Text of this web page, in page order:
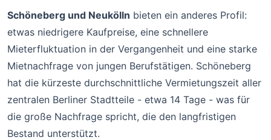
Schöneberg und Neukölln bieten ein anderes Profil:
etwas niedrigere Kaufpreise, eine schnellere
Mieterfluktuation in der Vergangenheit und eine starke
Mietnachfrage von jungen Berufstätigen. Schöneberg
hat die kürzeste durchschnittliche Vermietungszeit aller
zentralen Berliner Stadtteile - etwa 14 Tage - was für
die große Nachfrage spricht, die den langfristigen
Bestand unterstützt.